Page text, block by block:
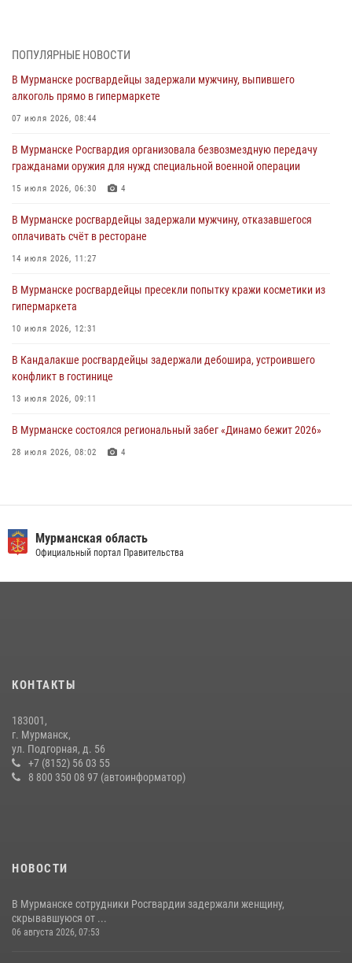
Сотрудники Росгвардии провели инструктаж по
антитеррористической защищенности для членов избирательных
31 июля 2026, 08:48 3
Сотрудники Росгвардии задержали мужчину, не оплатившего счет в
30 июля 2026, 14:09
В Управлении Росгвардии по Мурманской области прошло пожарно-
30 июля 2026, 14:05
В Управлении Росгвардии по Мурманской области состоялось
равноапостольного великого князя Владимира
29 июля 2026, 12:17
ПОПУЛЯРНЫЕ НОВОСТИ
В Мурманске росгвардейцы задержали мужчину, выпившего
алкоголь прямо в гипермаркете
07 июля 2026, 08:44
В Мурманске Росгвардия организовала безвозмездную передачу
гражданами оружия для нужд специальной военной операции
15 июля 2026, 06:30 4
В Мурманске росгвардейцы задержали мужчину, отказавшегося
оплачивать счёт в ресторане
14 июля 2026, 11:27
В Мурманске росгвардейцы пресекли попытку кражи косметики из
гипермаркета
10 июля 2026, 12:31
В Кандалакше росгвардейцы задержали дебошира, устроившего
конфликт в гостинице
13 июля 2026, 09:11
В Мурманске состоялся региональный забег «Динамо бежит 2026»
28 июля 2026, 08:02 4
15 июля 2026, 14:01
Первый Мурманский терминал» передал Управлению Росгвардии
по Мурманской области новый автомобиль для несения службы
21 июля 2026, 08:15
Мурманская область
Официальный портал Правительства
КОНТАКТЫ
183001,
г. Мурманск,
ул. Подгорная, д. 56
+7 (8152) 56 03 55
8 800 350 08 97 (автоинформатор)
НОВОСТИ
В Мурманске сотрудники Росгвардии задержали женщину,
скрывавшуюся от ...
06 августа 2026, 07:53